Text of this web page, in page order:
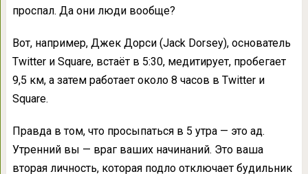
проспал. Да они люди вообще?
Вот, например, Джек Дорси (Jack Dorsey), основатель
Twitter и Square, встаёт в 5:30, медитирует, пробегает
9,5 км, а затем работает около 8 часов в Twitter и
Square.
Правда в том, что просыпаться в 5 утра — это ад.
Утренний вы — враг ваших начинаний. Это ваша
вторая личность, которая подло отключает будильник